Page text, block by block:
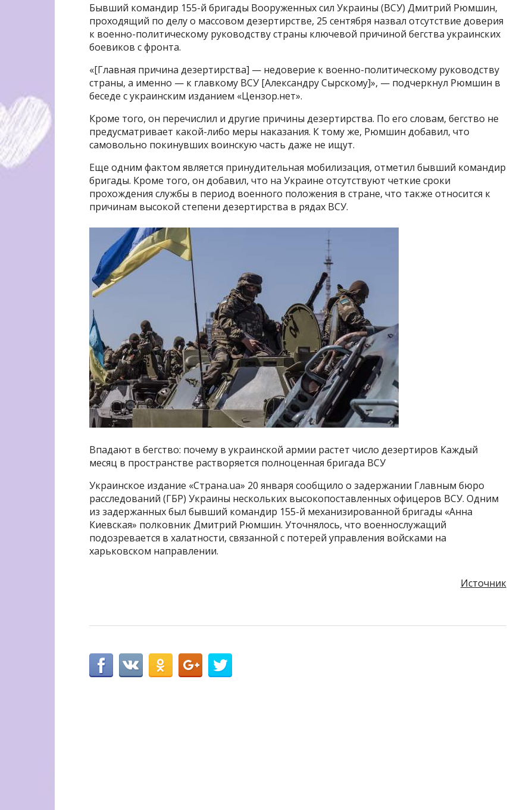
Бывший командир 155-й бригады Вооруженных сил Украины (ВСУ) Дмитрий Рюмшин,
проходящий по делу о массовом дезертирстве, 25 сентября назвал отсутствие доверия
к военно-политическому руководству страны ключевой причиной бегства украинских
боевиков с фронта.
«[Главная причина дезертирства] — недоверие к военно-политическому руководству
страны, а именно — к главкому ВСУ [Александру Сырскому]», — подчеркнул Рюмшин в
беседе с украинским изданием «Цензор.нет».
Кроме того, он перечислил и другие причины дезертирства. По его словам, бегство не
предусматривает какой-либо меры наказания. К тому же, Рюмшин добавил, что
самовольно покинувших воинскую часть даже не ищут.
Еще одним фактом является принудительная мобилизация, отметил бывший командир
бригады. Кроме того, он добавил, что на Украине отсутствуют четкие сроки
прохождения службы в период военного положения в стране, что также относится к
причинам высокой степени дезертирства в рядах ВСУ.
Впадают в бегство: почему в украинской армии растет число дезертиров Каждый
месяц в пространстве растворяется полноценная бригада ВСУ
Украинское издание «Страна.ua» 20 января сообщило о задержании Главным бюро
расследований (ГБР) Украины нескольких высокопоставленных офицеров ВСУ. Одним
из задержанных был бывший командир 155-й механизированной бригады «Анна
Киевская» полковник Дмитрий Рюмшин. Уточнялось, что военнослужащий
подозревается в халатности, связанной с потерей управления войсками на
харьковском направлении.
Источник